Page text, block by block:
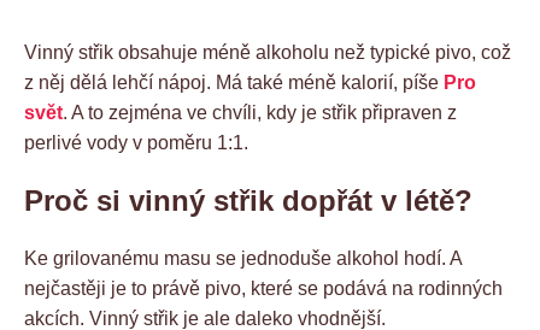
Vinný střik obsahuje méně alkoholu než typické pivo, což
z něj dělá lehčí nápoj. Má také méně kalorií, píše Pro
svět. A to zejména ve chvíli, kdy je střik připraven z
perlivé vody v poměru 1:1.
Proč si vinný střik dopřát v létě?
Ke grilovanému masu se jednoduše alkohol hodí. A
nejčastěji je to právě pivo, které se podává na rodinných
akcích. Vinný střik je ale daleko vhodnější.